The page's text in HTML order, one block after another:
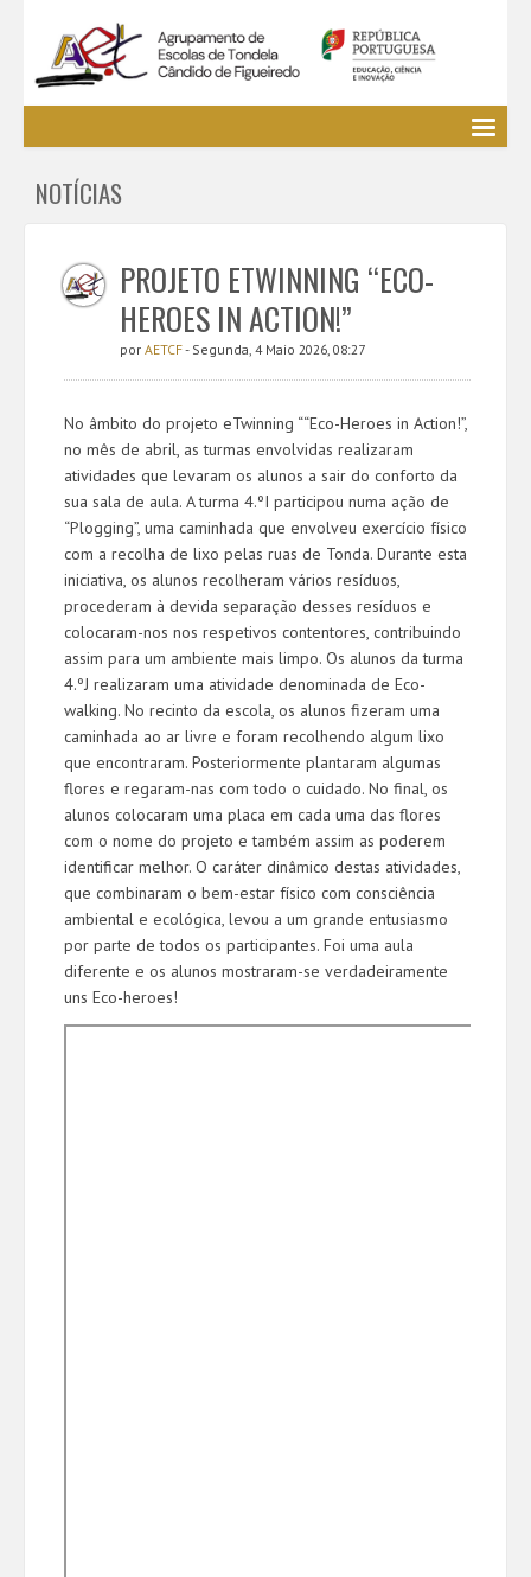
EE / Alunos
Cursos Profissionais
Bibliotecas
Media AETCF
Legislação
NOTÍCIAS
PROJETO ETWINNING “ECO-
HEROES IN ACTION!”
por AETCF- Segunda, 4 Maio 2026, 08:27
No âmbito do projeto eTwinning ““Eco-Heroes in Action!”,
no mês de abril, as turmas envolvidas realizaram
atividades que levaram os alunos a sair do conforto da
sua sala de aula. A turma 4.ºI participou numa ação de
“Plogging”, uma caminhada que envolveu exercício físico
com a recolha de lixo pelas ruas de Tonda. Durante esta
iniciativa, os alunos recolheram vários resíduos,
procederam à devida separação desses resíduos e
colocaram-nos nos respetivos contentores, contribuindo
assim para um ambiente mais limpo. Os alunos da turma
4.ºJ realizaram uma atividade denominada de Eco-
walking. No recinto da escola, os alunos fizeram uma
caminhada ao ar livre e foram recolhendo algum lixo
que encontraram. Posteriormente plantaram algumas
flores e regaram-nas com todo o cuidado. No final, os
alunos colocaram uma placa em cada uma das flores
com o nome do projeto e também assim as poderem
identificar melhor. O caráter dinâmico destas atividades,
que combinaram o bem-estar físico com consciência
ambiental e ecológica, levou a um grande entusiasmo
por parte de todos os participantes. Foi uma aula
diferente e os alunos mostraram-se verdadeiramente
uns Eco-heroes!